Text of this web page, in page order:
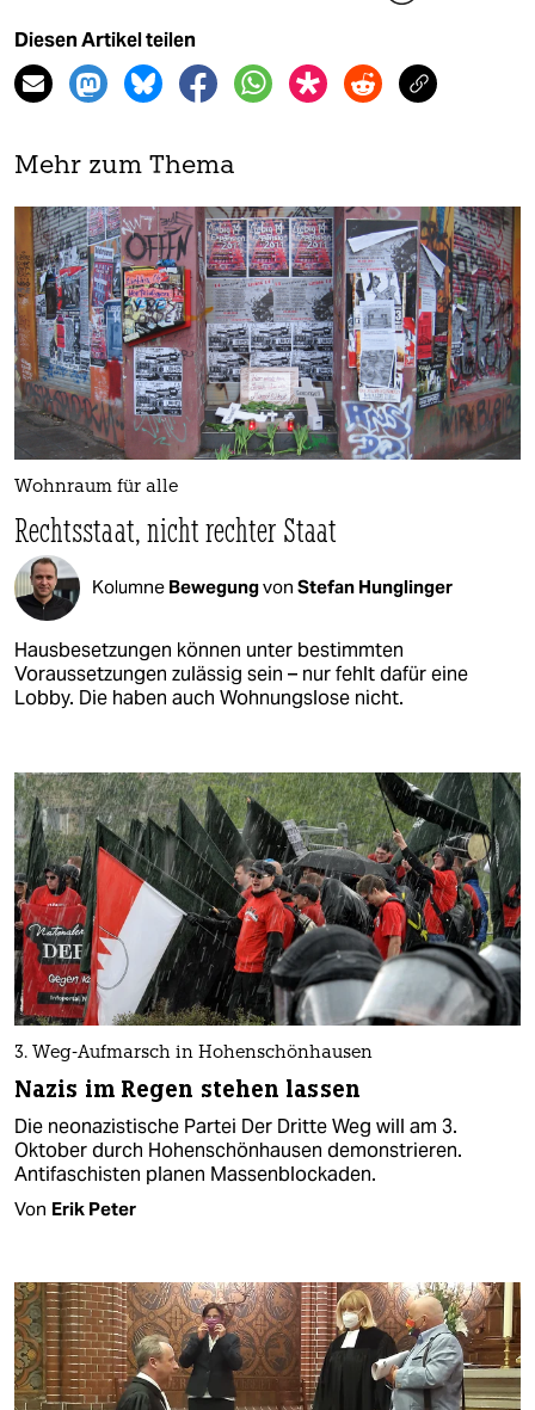
Diesen Artikel teilen
Mehr zum Thema
Wohnraum für alle
Rechtsstaat, nicht rechter Staat
Kolumne Bewegungvon Stefan Hunglinger
Hausbesetzungen können unter bestimmten
Voraussetzungen zulässig sein – nur fehlt dafür eine
Lobby. Die haben auch Wohnungslose nicht.
3. Weg-Aufmarsch in Hohenschönhausen
Nazis im Regen stehen lassen
Die neonazistische Partei Der Dritte Weg will am 3.
Oktober durch Hohenschönhausen demonstrieren.
Antifaschisten planen Massenblockaden.
Von Erik Peter